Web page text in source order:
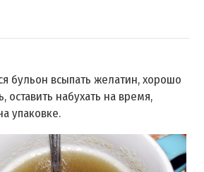
бульон всыпать желатин, хорошо
оставить набухать на время,
упаковке.